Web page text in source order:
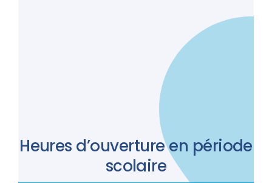
Heures d’ouverture en période
scolaire